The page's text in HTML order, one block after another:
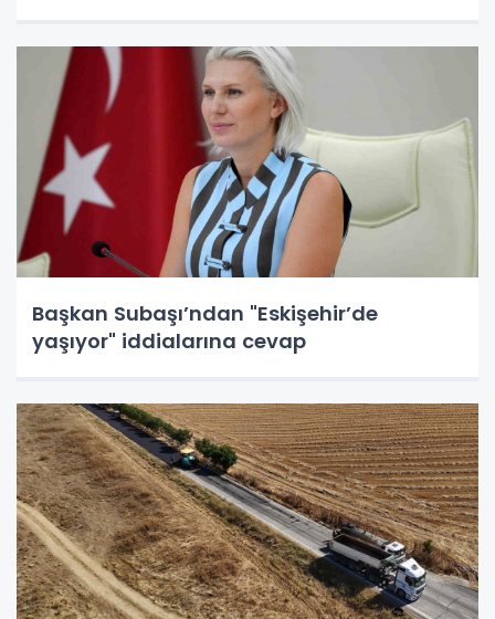
Başkan Subaşı’ndan "Eskişehir’de
yaşıyor" iddialarına cevap